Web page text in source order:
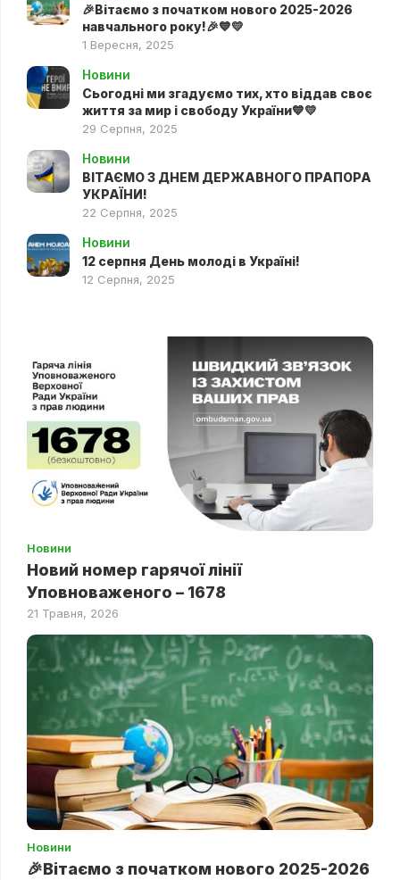
🎉Вітаємо з початком нового 2025-2026
навчального року!🎉💙💛
1 Вересня, 2025
Новини
Сьогодні ми згадуємо тих, хто віддав своє
життя за мир і свободу України💙💛
29 Серпня, 2025
Новини
ВІТАЄМО З ДНЕМ ДЕРЖАВНОГО ПРАПОРА
УКРАЇНИ!
22 Серпня, 2025
Новини
12 серпня День молоді в Україні!
12 Серпня, 2025
Новини
Новий номер гарячої лінії
Уповноваженого – 1678
21 Травня, 2026
Новини
🎉Вітаємо з початком нового 2025-2026